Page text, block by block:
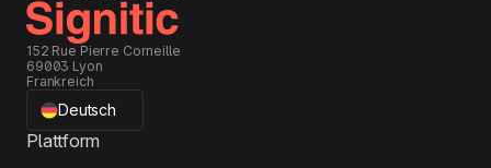
152 Rue Pierre Corneille
69003 Lyon
Frankreich
Deutsch
Plattform